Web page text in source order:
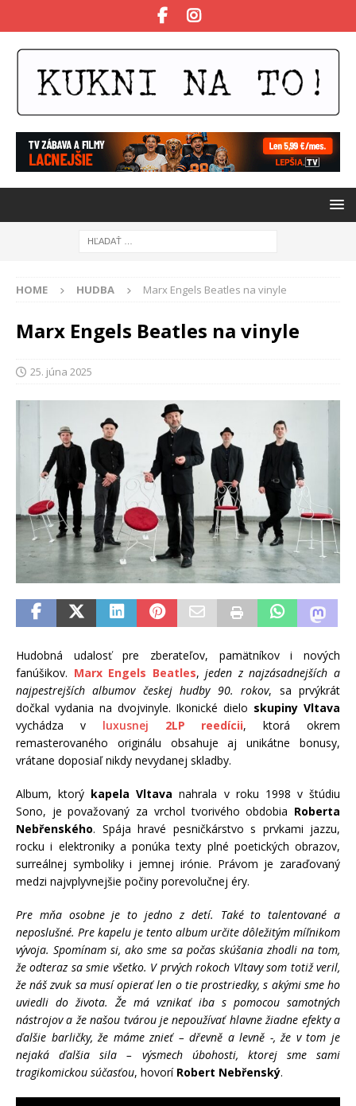
HOME HUDBA Marx Engels Beatles na vinyle
Marx Engels Beatles na vinyle
25. júna 2025
Hudobná udalosť pre zberateľov, pamätníkov i nových
fanúšikov. Marx Engels Beatles,jeden z najzásadnejších a
najpestrejších albumov českej hudby 90. rokov, sa prvýkrát
dočkal vydania na dvojvinyle. Ikonické dielo skupiny Vltava
vychádza v luxusnej 2LP reedícii, ktorá okrem
remasterovaného originálu obsahuje aj unikátne bonusy,
vrátane doposiaľ nikdy nevydanej skladby.
Album, ktorý kapela Vltava nahrala v roku 1998 v štúdiu
Sono, je považovaný za vrchol tvorivého obdobia Roberta
Nebřenského. Spája hravé pesničkárstvo s prvkami jazzu,
rocku i elektroniky a ponúka texty plné poetických obrazov,
surreálnej symboliky i jemnej irónie. Právom je zaraďovaný
medzi najvplyvnejšie počiny porevolučnej éry.
Pre mňa osobne je to jedno z detí. Také to talentované a
neposlušné. Pre kapelu je tento album určite dôležitým míľnikom
vývoja. Spomínam si, ako sme sa počas skúšania zhodli na tom,
že odteraz sa smie všetko. V prvých rokoch Vltavy som totiž veril,
že náš zvuk sa musí opierať len o tie prostriedky, s akými sme ho
uviedli do života. Že má vznikať iba s pomocou samotných
nástrojov a že našou tvárou je nepoužívať hlavne žiadne efekty a
ďalšie barličky, že máme znieť – dřevně a levně -, že v tom je
nejaká ďalšia sila – výsmech úbohosti, ktorej sme sami
tragikomickou súčasťou, hovorí Robert Nebřenský.